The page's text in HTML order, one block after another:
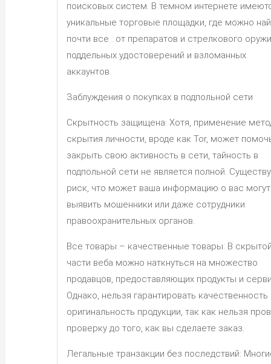
поисковых систем. В темном интернете
уникальные торговые площадки, где можно
почти все : от препаратов и стрелкового
поддельных удостоверений и взломанных
аккаунтов.
Заблуждения о покупках в подпольной сети
Скрытность защищена: Хотя, применение
скрытия личности, вроде как Tor, может
закрыть свою активность в сети, тайность в
подпольной сети не является полной.
риск, что может ваша информацию о вас могут
выявить мошенники или даже сотрудники
правоохранительных органов.
Все товары – качественные товары: В
части веба можно наткнуться на множество
продавцов, предоставляющих продукты и
Однако, нельзя гарантировать качественность
оригинальность продукции, так как нельзя
проверку до того, как вы сделаете заказ.
Легальные транзакции без последствий: